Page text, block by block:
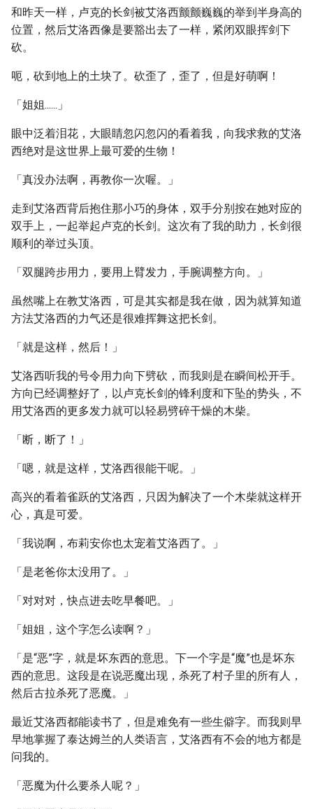
和昨天一样，卢克的长剑被艾洛西颤颤巍巍的举到半身高的
位置，然后艾洛西像是要豁出去了一样，紧闭双眼挥剑下
砍。
呃，砍到地上的土块了。砍歪了，歪了，但是好萌啊！
「姐姐......」
眼中泛着泪花，大眼睛忽闪忽闪的看着我，向我求救的艾洛
西绝对是这世界上最可爱的生物！
「真没办法啊，再教你一次喔。」
走到艾洛西背后抱住那小巧的身体，双手分别按在她对应的
双手上，一起举起卢克的长剑。这次有了我的助力，长剑很
顺利的举过头顶。
「双腿跨步用力，要用上臂发力，手腕调整方向。」
虽然嘴上在教艾洛西，可是其实都是我在做，因为就算知道
方法艾洛西的力气还是很难挥舞这把长剑。
「就是这样，然后！」
艾洛西听我的号令用力向下劈砍，而我则是在瞬间松开手。
方向已经调整好了，以卢克长剑的锋利度和下坠的势头，不
用艾洛西的更多发力就可以轻易劈碎干燥的木柴。
「断，断了！」
「嗯，就是这样，艾洛西很能干呢。」
高兴的看着雀跃的艾洛西，只因为解决了一个木柴就这样开
心，真是可爱。
「我说啊，布莉安你也太宠着艾洛西了。」
「是老爸你太没用了。」
「对对对，快点进去吃早餐吧。」
「姐姐，这个字怎么读啊？」
「是“恶”字，就是坏东西的意思。下一个字是“魔”也是坏东
西的意思。这段是在说恶魔出现，杀死了村子里的所有人，
然后古拉杀死了恶魔。」
最近艾洛西都能读书了，但是难免有一些生僻字。而我则早
早地掌握了泰达姆兰的人类语言，艾洛西有不会的地方都是
问我的。
「恶魔为什么要杀人呢？」